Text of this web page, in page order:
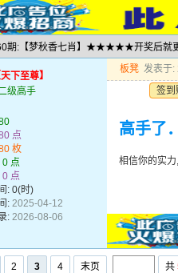
期:【梦秋香七肖】★★★★★开奖后
天下至尊】
级高手
点
枚
0 点
0 点
: 0(时)
: 2025-04-12
: 2026-08-06
板凳 发表于:
签到
高手了
相信你的实
2 3 4 末页 共